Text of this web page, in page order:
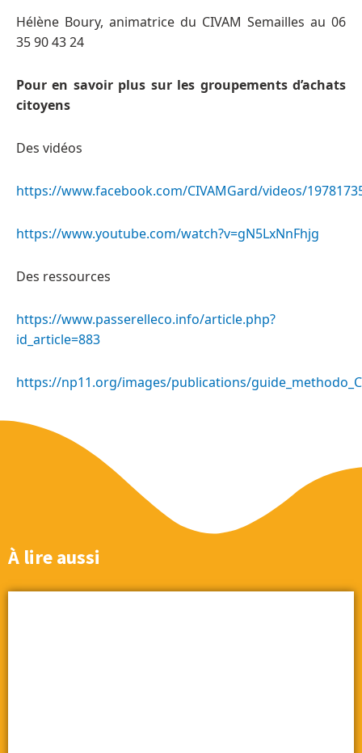
Hélène Boury, animatrice du CIVAM Semailles au 06
35 90 43 24
Pour en savoir plus sur les groupements d’achats
citoyens
Des vidéos
https://www.facebook.com/CIVAMGard/videos/
https://www.youtube.com/watch?v=gN5LxNnFhjg
Des ressources
https://www.passerelleco.info/article.php?
id_article=883
https://np11.org/images/publications/
À lire aussi